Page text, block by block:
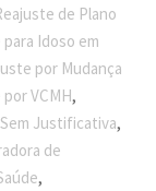
de Plano
Idoso em
por Mudança
VCMH,
Justificativa,
de
,